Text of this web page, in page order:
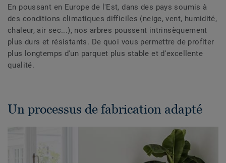
En poussant en Europe de l'Est, dans des pays soumis à
des conditions climatiques difficiles (neige, vent, humidité,
chaleur, air sec...), nos arbres poussent intrinsèquement
plus durs et résistants. De quoi vous permettre de profiter
plus longtemps d'un parquet plus stable et d'excellente
qualité.
Un processus de fabrication adapté